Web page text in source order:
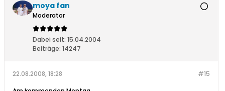
moya fan
Moderator
Dabei seit: 15.04.2004
Beiträge: 14247
#15
22.08.2008, 18:28